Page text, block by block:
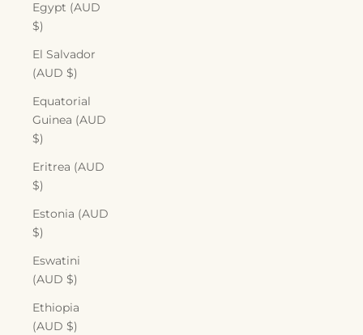
Egypt (AUD
$)
El Salvador
(AUD $)
Equatorial
Guinea (AUD
$)
Eritrea (AUD
$)
Estonia (AUD
$)
Eswatini
(AUD $)
Ethiopia
(AUD $)